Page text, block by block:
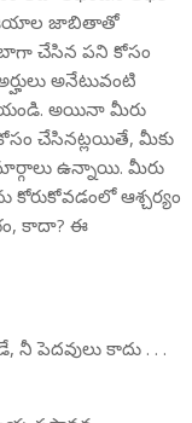
విజయాల జాబితాతో
బాగా చేసిన పని కోసం
అనేటువంటి
అయినా మీరు
చేసినట్లయితే, మీకు
ఉన్నాయి. మీరు
కోరుకోవడంలో ఆశ్చర్యం
కాదా? ఈ
పెదవులు కాదు . . .